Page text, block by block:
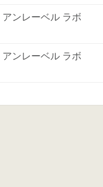
アンレーベル ラボ
アンレーベル ラボ